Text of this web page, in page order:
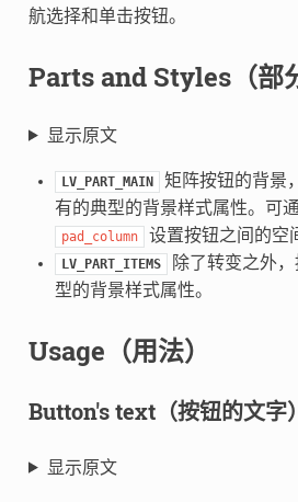
航选择和单击按钮。
Parts and Styles（部
显示原文
LV_PART_MAIN
矩阵按钮的背景
有的典型的背景样式属性。可
pad_column 设置按钮之间的空
LV_PART_ITEMS
除了转变之外
型的背景样式属性。
Usage（用法）
Button's text（按钮的文字）
显示原文